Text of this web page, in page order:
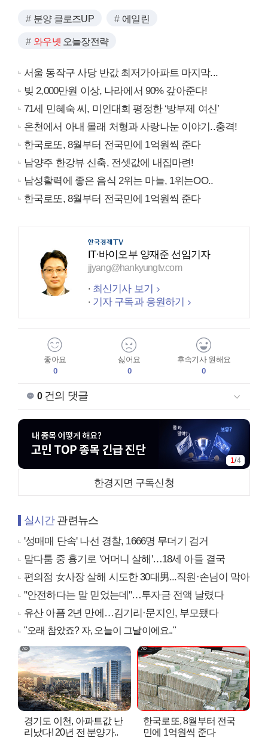
분양 클로즈UP 에일린
와우넷 오늘장전략
서울 동작구 사당 반값 최저가아파트 마지막...
빚 2,000만원 이상, 나라에서 90% 갚아준다!
71세 민혜숙 씨, 미인대회 평정한 ‘방부제 여신’
온천에서 아내 몰래 처형과 사랑나눈 이야기..충격!
한국로또, 8월부터 전국민에 1억원씩 준다
남양주 한강뷰 신축, 전셋값에 내집마련!
남성활력에 좋은 음식 2위는 마늘, 1위는OO..
한국로또, 8월부터 전국민에 1억원씩 준다
IT·바이오부 양재준 선임기자
jjyang@hankyungtv.com
최신기사 보기
기자 구독과 응원하기
좋아요
0
싫어요
0
후속기사 원해요
0
0건의 댓글
1/4
한경지면 구독신청
실시간관련뉴스
'성매매 단속' 나선 경찰, 1666명 무더기 검거
말다툼 중 흉기로 '어머니 살해'…18세 아들 결국
편의점 女사장 살해 시도한 30대男...직원·손님이 막아
"안전하다는 말 믿었는데"…투자금 전액 날렸다
유산 아픔 2년 만에…김기리·문지인, 부모됐다
"오래 참았죠? 자, 오늘이 그날이에요.."
경기도 이천, 아파트값 난
리났다! 20년 전 분양가..
한국로또, 8월부터 전국
민에 1억원씩 준다